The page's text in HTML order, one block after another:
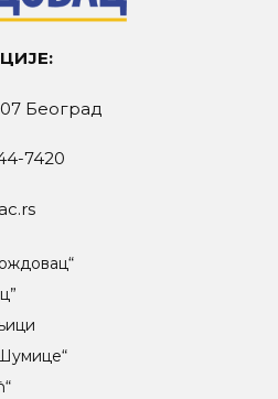
Београд
7420